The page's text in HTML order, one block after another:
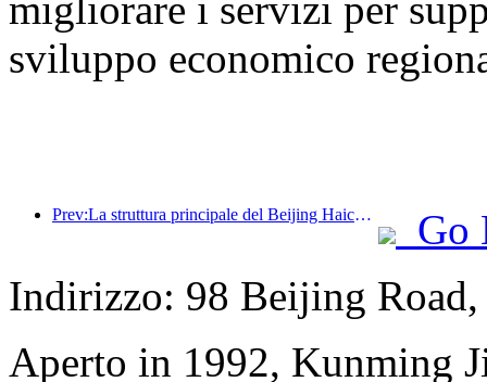
sviluppo economico
Prev:La struttura principale del Beijing Haichang Ocean Park dovrebbe raggiungere la sommità entro la fine dell'anno, con il completamento e l'apertura previsti per il 2027.
Go
Indirizzo: 98 Beijing
Aperto in 1992, Kunming